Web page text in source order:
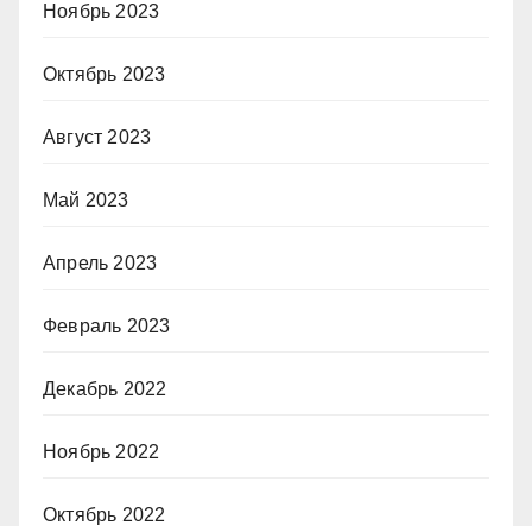
Ноябрь 2023
Октябрь 2023
Август 2023
Май 2023
Апрель 2023
Февраль 2023
Декабрь 2022
Ноябрь 2022
Октябрь 2022